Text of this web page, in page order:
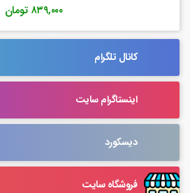
۸۳۹,۰۰۰ تومان
کانال تلگرام
اینستاگرام سایت
دیسکورد
فروشگاه سایت